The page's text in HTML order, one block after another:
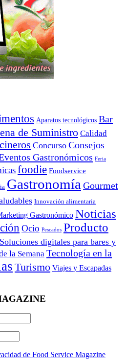
Aparatos tecnológicos Bar
de Suministro Calidad
Concurso Consejos
Gastronómicos Feria
foodie Foodservice
Gastronomía Gourmet
Innovación alimentaria
Gastronómico Noticias
Ocio Pescados Producto
Soluciones digitales para bares y
la Semana Tecnología en la
Turismo Viajes y Escapadas
de Food Service Magazine